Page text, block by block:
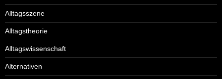
Alltagsszene
Alltagstheorie
Alltagswissenschaft
Alternativen